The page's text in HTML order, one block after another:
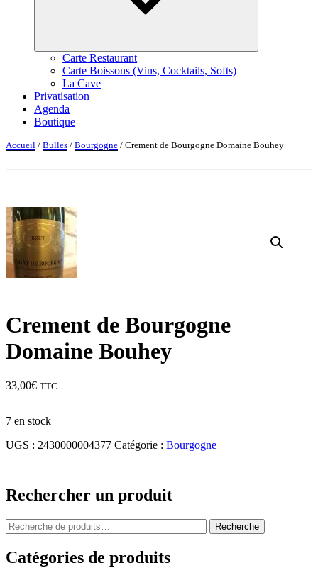
Carte Restaurant
Carte Boissons (Vins, Cocktails, Softs)
La Cave
Privatisation
Agenda
Boutique
Accueil / Bulles / Bourgogne / Crement de Bourgogne Domaine Bouhey
Crement de Bourgogne
Domaine Bouhey
33,00€ TTC
7 en stock
UGS : 2430000004377 Catégorie : Bourgogne
Rechercher un produit
Recherche
pour :
Recherche
Catégories de produits